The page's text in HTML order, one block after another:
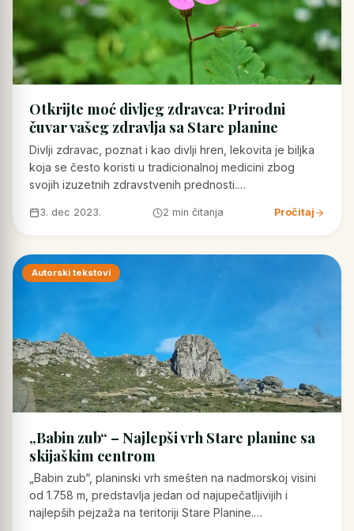
Otkrijte moć divljeg zdravca: Prirodni
čuvar vašeg zdravlja sa Stare planine
Divlji zdravac, poznat i kao divlji hren, lekovita je biljka
koja se često koristi u tradicionalnoj medicini zbog
svojih izuzetnih zdravstvenih prednosti.…
3. dec 2023. 2 min čitanja Pročitaj
Autorski tekstovi
„Babin zub“ – Najlepši vrh Stare planine sa
skijaškim centrom
„Babin zub“, planinski vrh smešten na nadmorskoj visini
od 1.758 m, predstavlja jedan od najupečatljivijih i
najlepših pejzaža na teritoriji Stare Planine.…